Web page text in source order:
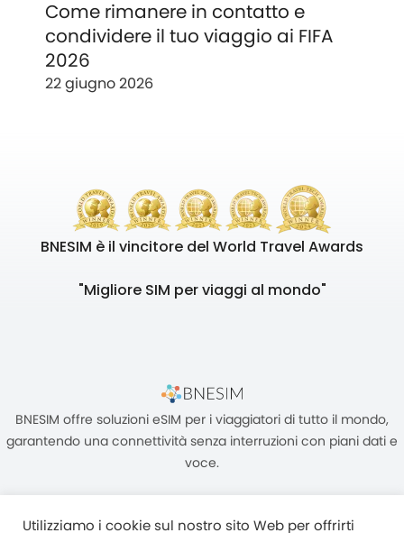
Come rimanere in contatto e
condividere il tuo viaggio ai FIFA
2026
22 giugno 2026
BNESIM è il vincitore del World Travel Awards
"Migliore SIM per viaggi al mondo"
BNESIM offre soluzioni eSIM per i viaggiatori di tutto il mondo,
garantendo una connettività senza interruzioni con piani dati e
voce.
Utilizziamo i cookie sul nostro sito Web per offrirti